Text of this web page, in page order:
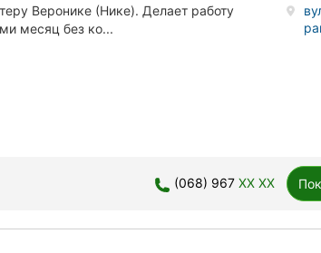
Веронике (Нике). Делает работу
месяц без ко...
(068) 967 XX XX